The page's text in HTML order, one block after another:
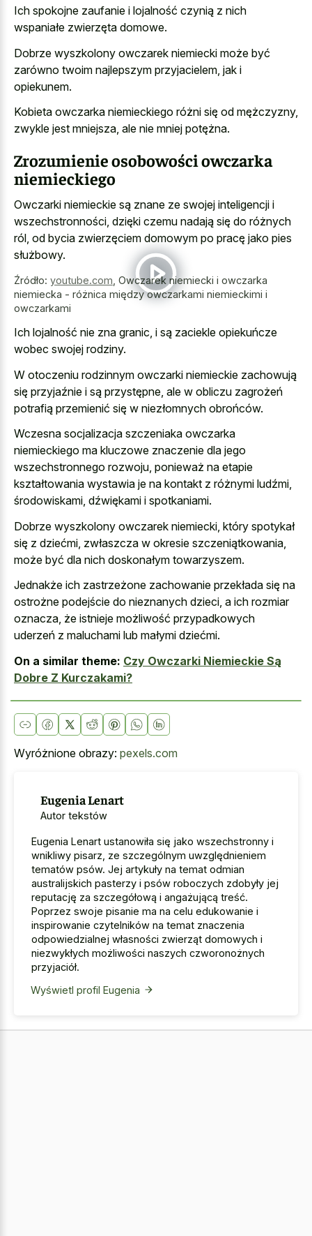
Ich spokojne zaufanie i lojalność czynią z nich
wspaniałe zwierzęta domowe.
Dobrze wyszkolony owczarek niemiecki może być
zarówno twoim najlepszym przyjacielem, jak i
opiekunem.
Kobieta owczarka niemieckiego różni się od mężczyzny,
zwykle jest mniejsza, ale nie mniej potężna.
Zrozumienie osobowości owczarka
niemieckiego
Owczarki niemieckie są znane ze swojej inteligencji i
wszechstronności, dzięki czemu nadają się do różnych
ról, od bycia zwierzęciem domowym po pracę jako pies
służbowy.
Źródło: youtube.com Owczarek niemiecki i owczarka
niemiecka - różnica między owczarkami niemieckimi i
owczarkami
Ich lojalność nie zna granic, i są zaciekle opiekuńcze
wobec swojej rodziny.
W otoczeniu rodzinnym owczarki niemieckie zachowują
się przyjaźnie i są przystępne, ale w obliczu zagrożeń
potrafią przemienić się w niezłomnych obrońców.
Wczesna socjalizacja szczeniaka owczarka
niemieckiego ma kluczowe znaczenie dla jego
wszechstronnego rozwoju, ponieważ na etapie
kształtowania wystawia je na kontakt z różnymi ludźmi,
środowiskami, dźwiękami i spotkaniami.
Dobrze wyszkolony owczarek niemiecki, który spotykał
się z dziećmi, zwłaszcza w okresie szczeniątkowania,
może być dla nich doskonałym towarzyszem.
Jednakże ich zastrzeżone zachowanie przekłada się na
ostrożne podejście do nieznanych dzieci, a ich rozmiar
oznacza, że istnieje możliwość przypadkowych
uderzeń z maluchami lub małymi dziećmi.
On a similar theme: Czy Owczarki Niemieckie Są
Dobre Z Kurczakami?
Wyróżnione obrazy: pexels.com
Eugenia Lenart
Autor tekstów
Eugenia Lenart ustanowiła się jako wszechstronny i
wnikliwy pisarz, ze szczególnym uwzględnieniem
tematów psów. Jej artykuły na temat odmian
australijskich pasterzy i psów roboczych zdobyły jej
reputację za szczegółową i angażującą treść.
Poprzez swoje pisanie ma na celu edukowanie i
inspirowanie czytelników na temat znaczenia
odpowiedzialnej własności zwierząt domowych i
niezwykłych możliwości naszych czworonożnych
przyjaciół.
Wyświetl profil Eugenia